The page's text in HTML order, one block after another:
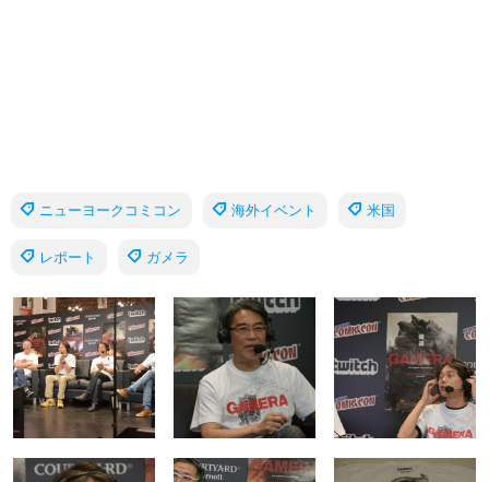
ニューヨークコミコン 海外イベント 米国
レポート ガメラ